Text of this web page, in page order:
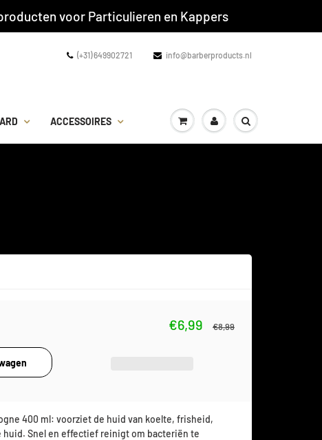
voor Particulieren en Kappers
(+31) 649902721 info@barberproducts.nl
ACCESSOIRES
€6,99 €8,99
400 ml: voorziet de huid van koelte, frisheid,
huid. Snel en effectief reinigt om bacteriën te